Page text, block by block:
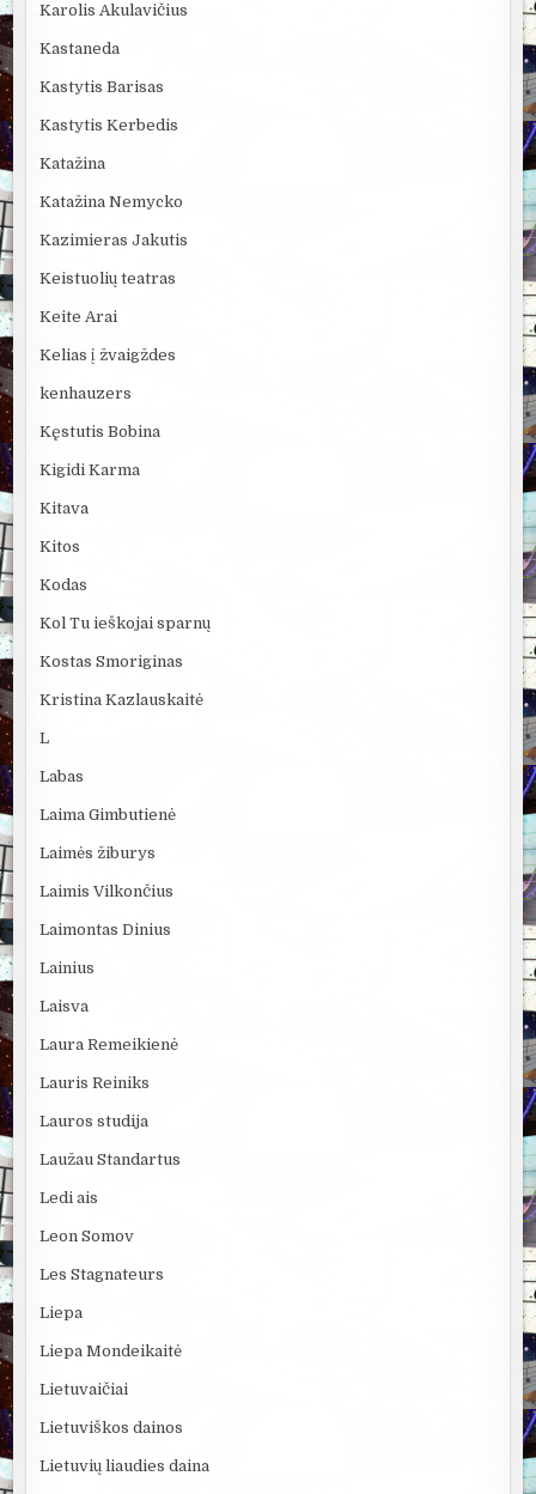
Karolis Akulavičius
Kastaneda
Kastytis Barisas
Kastytis Kerbedis
Katažina
Katažina Nemycko
Kazimieras Jakutis
Keistuolių teatras
Keite Arai
Kelias į žvaigždes
kenhauzers
Kęstutis Bobina
Kigidi Karma
Kitava
Kitos
Kodas
Kol Tu ieškojai sparnų
Kostas Smoriginas
Kristina Kazlauskaitė
L
Labas
Laima Gimbutienė
Laimės žiburys
Laimis Vilkončius
Laimontas Dinius
Lainius
Laisva
Laura Remeikienė
Lauris Reiniks
Lauros studija
Laužau Standartus
Ledi ais
Leon Somov
Les Stagnateurs
Liepa
Liepa Mondeikaitė
Lietuvaičiai
Lietuviškos dainos
Lietuvių liaudies daina